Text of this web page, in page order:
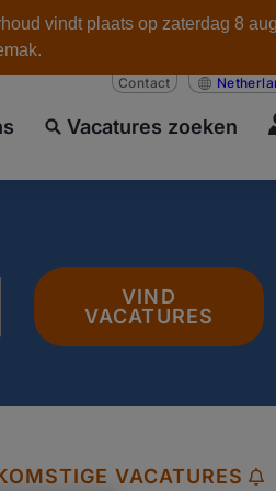
vindt plaats op zaterdag 8
Vacatures zoeken
Contact
VIND
VACATURES
VACATURES